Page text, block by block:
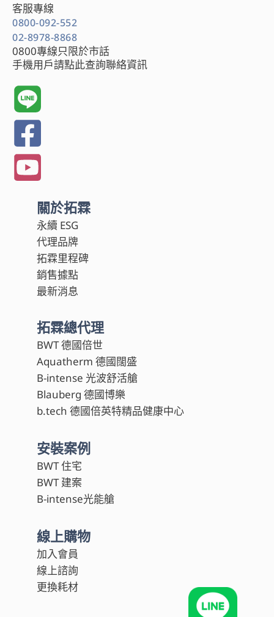
客服專線
0800-092-552
02-8978-8868
0800專線只限於市話
手機用戶請點此查詢聯絡資訊
關於拓霖
永續 ESG
代理品牌
拓霖里程碑
銷售據點
最新消息
拓霖總代理
BWT 德國倍世
Aquatherm 德國闊盛
B-intense 光波舒活艙
Blauberg 德國博樂
b.tech 德國倍英特精品健康中心
安裝案例
BWT 住宅
BWT 建案
B-intense光能艙
線上購物
加入會員
線上諮詢
更換耗材